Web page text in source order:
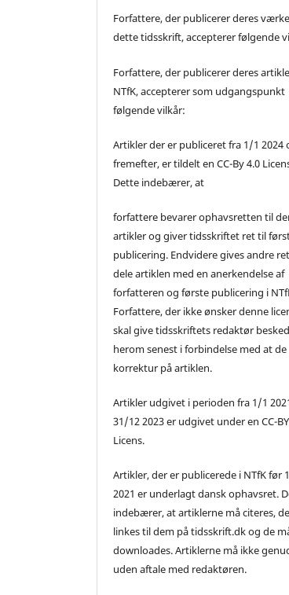
Forfattere, der publicerer deres
dette tidsskrift, accepterer følgende
Forfattere, der publicerer deres
NTfK, accepterer som udgangspunkt
følgende vilkår:
Artikler der er publiceret fra 1/1 2024
fremefter, er tildelt en CC-By 4.0
Dette indebærer, at
forfattere bevarer ophavsretten til
artikler og giver tidsskriftet ret til
publicering. Endvidere gives andre
dele artiklen med en anerkendelse af
forfatteren og første publicering i
Forfattere, der ikke ønsker denne
skal give tidsskriftets redaktør besked
herom senest i forbindelse med at
korrektur på artiklen.
Artikler udgivet i perioden fra 1/1
31/12 2023 er udgivet under en CC-
Licens.
Artikler, der er publicerede i NTfK før
2021 er underlagt dansk ophavsret.
indebærer, at artiklerne må citeres,
linkes til dem på tidsskrift.dk og de
downloades. Artiklerne må ikke
uden aftale med redaktøren.